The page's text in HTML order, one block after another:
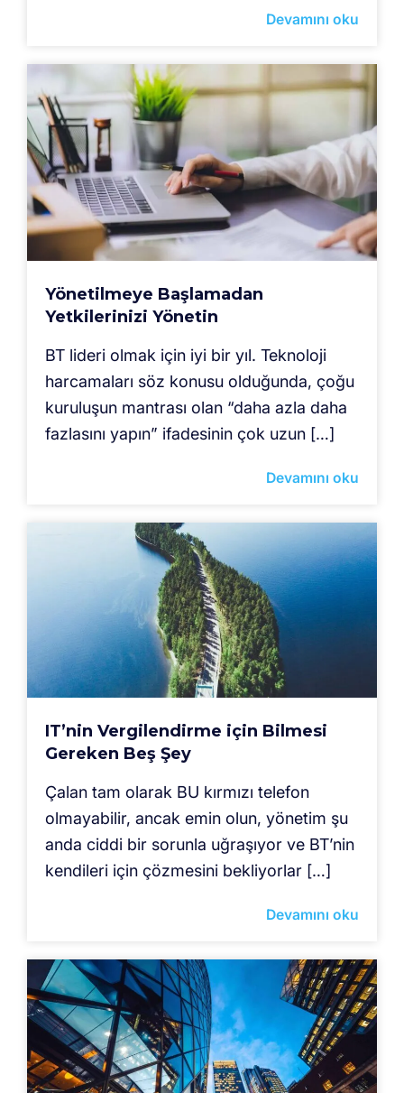
Devamını oku
Yönetilmeye Başlamadan
Yetkilerinizi Yönetin
BT lideri olmak için iyi bir yıl. Teknoloji
harcamaları söz konusu olduğunda, çoğu
kuruluşun mantrası olan “daha azla daha
fazlasını yapın” ifadesinin çok uzun […]
Devamını oku
IT’nin Vergilendirme için Bilmesi
Gereken Beş Şey
Çalan tam olarak BU kırmızı telefon
olmayabilir, ancak emin olun, yönetim şu
anda ciddi bir sorunla uğraşıyor ve BT’nin
kendileri için çözmesini bekliyorlar […]
Devamını oku